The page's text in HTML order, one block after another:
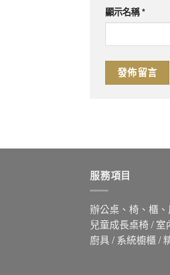
顯示名稱*
服務項目
辦公桌、椅、櫃
兒童成長桌椅 /
廚具 / 系統櫥櫃 /